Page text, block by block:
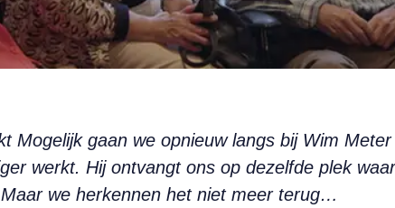
Mogelijk gaan we opnieuw langs bij Wim
werkt. Hij ontvangt ons op dezelfde plek
we herkennen het niet meer terug…